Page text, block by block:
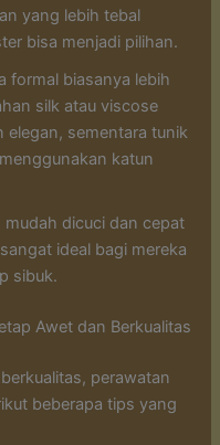
yang lebih tebal
bisa menjadi pilihan.
formal biasanya lebih
silk atau viscose
elegan, sementara tunik
katun
mudah dicuci dan cepat
ideal bagi mereka
sibuk.
Awet dan Berkualitas
perawatan
beberapa tips yang